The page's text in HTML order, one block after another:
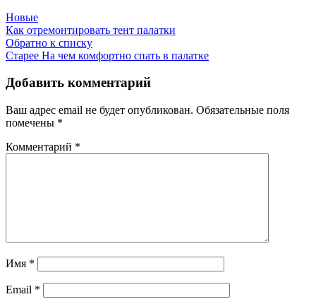
Новые
Как отремонтировать тент палатки
Обратно к списку
Старее На чем комфортно спать в палатке
Добавить комментарий
Ваш адрес email не будет опубликован. Обязательные поля
помечены *
Комментарий *
Имя *
Email *